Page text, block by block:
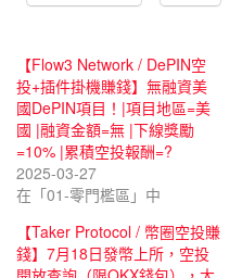
【Flow3 Network / DePIN空
投+插件掛機賺錢】無融資美
國DePIN項目！|項目地區=美
國 |融資金額=無 |下線獎勵
=10% |累積空投報酬=?
2025-03-27
在「01-零門檻區」中
【Taker Protocol / 幣圈空投賺
錢】7月18日發幣上所，空投